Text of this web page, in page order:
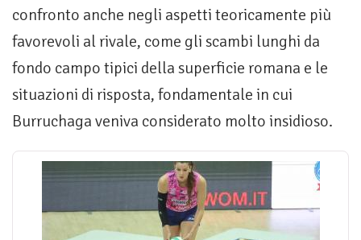
confronto anche negli aspetti teoricamente più
favorevoli al rivale, come gli scambi lunghi da
fondo campo tipici della superficie romana e le
situazioni di risposta, fondamentale in cui
Burruchaga veniva considerato molto insidioso.